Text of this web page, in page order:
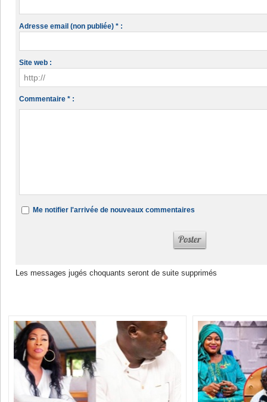
Adresse email (non publiée) * :
Site web :
Commentaire * :
Me notifier l'arrivée de nouveaux commentaires
Les messages jugés choquants seront de suite supprimés